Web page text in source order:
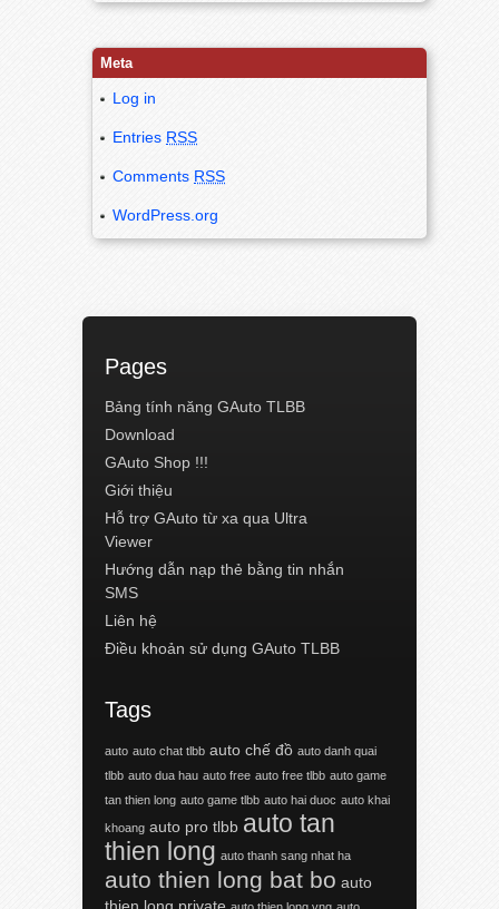
Meta
Log in
Entries RSS
Comments RSS
WordPress.org
Pages
Bảng tính năng GAuto TLBB
Download
GAuto Shop !!!
Giới thiệu
Hỗ trợ GAuto từ xa qua Ultra
Viewer
Hướng dẫn nạp thẻ bằng tin nhắn
SMS
Liên hệ
Điều khoản sử dụng GAuto TLBB
Tags
auto auto chat tlbb auto chế đồ auto danh quai
tlbb auto dua hau auto free auto free tlbb auto game
tan thien long auto game tlbb auto hai duoc auto khai
khoang auto pro tlbb auto tan
thien long auto thanh sang nhat ha
auto thien long bat bo auto
thien long private